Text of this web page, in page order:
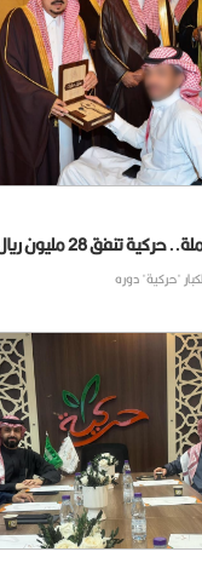
مع مدارس الملك فيصل
28 مليون ريال لخدمة 17
"حركية" دوره